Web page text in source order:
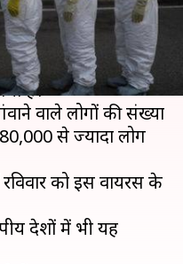
वायरस (COVID-
है।
वाले लोगों की संख्या
से ज्यादा लोग
को इस वायरस के
देशों में भी यह